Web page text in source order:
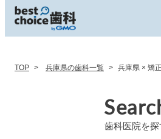
TOP 兵庫県の歯科一覧 兵庫県 × 矯
歯科医院を探